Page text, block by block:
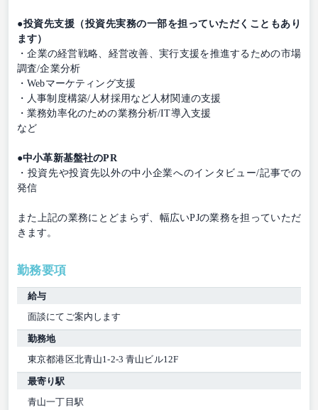
●投資先支援（投資先実務の一部を担っていただくこともあり
ます）
・企業の経営戦略、経営改善、実行支援を推進するための市場
調査/企業分析
・Webマーケティング支援
・人事制度構築/人材採用など人材関連の支援
・業務効率化のための業務分析/IT導入支援
など
●中小革新基盤社のPR
・投資先や投資先以外の中小企業へのインタビュー/記事での
発信
また上記の業務にとどまらず、幅広いPJの業務を担っていただ
きます。
勤務要項
給与
面談にてご案内します
勤務地
東京都港区北青山1-2-3 青山ビル12F
最寄り駅
青山一丁目駅